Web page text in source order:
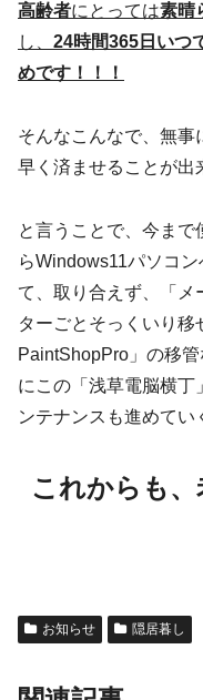
高齢者にとっては素晴
し、 24時間365日いつ
めです！！！
そんなこんなで、無事
早く済ませることが出
と言うことで、今ま
らWindows11パソコ
て、取り合えず、「メ
ターごとそっくいり
PaintShopPro」の移
にこの「浅草電脳横丁
ンテナンスも進めて
これからも
お知らせ 隠居暮し